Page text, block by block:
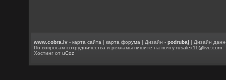
www.cobra.lv -карта сайта |карта форума | Дизайн -podrubaj | Дизайн
По вопросам сотрудничества и рекламы пишите на почтуrusalex11@live.com
Хостинг отuCoz